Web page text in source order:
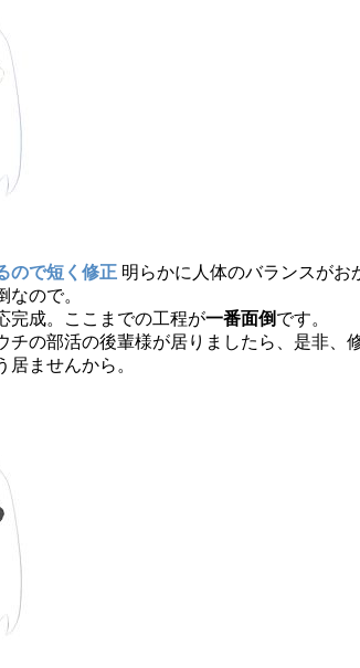
ので短く修正 明らかに人体のバランスがお
なので。
完成。ここまでの工程が一番面倒です。
チの部活の後輩様が居りましたら、是非
居ませんから。